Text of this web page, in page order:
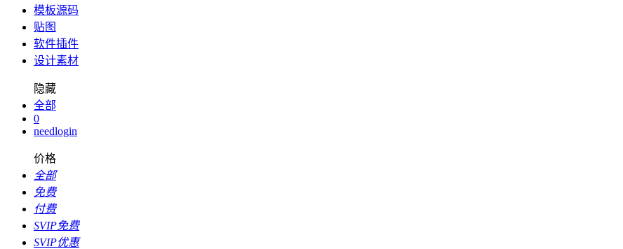
模板源码
贴图
软件插件
设计素材
隐藏
全部
0
needlogin
价格
全部
免费
付费
SVIP免费
SVIP优惠